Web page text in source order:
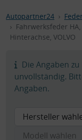
Autopartner24
Fahrwerksfeder HA,
Hinterachse, VOLVO
Die Angaben
unvollständig.
Angaben.